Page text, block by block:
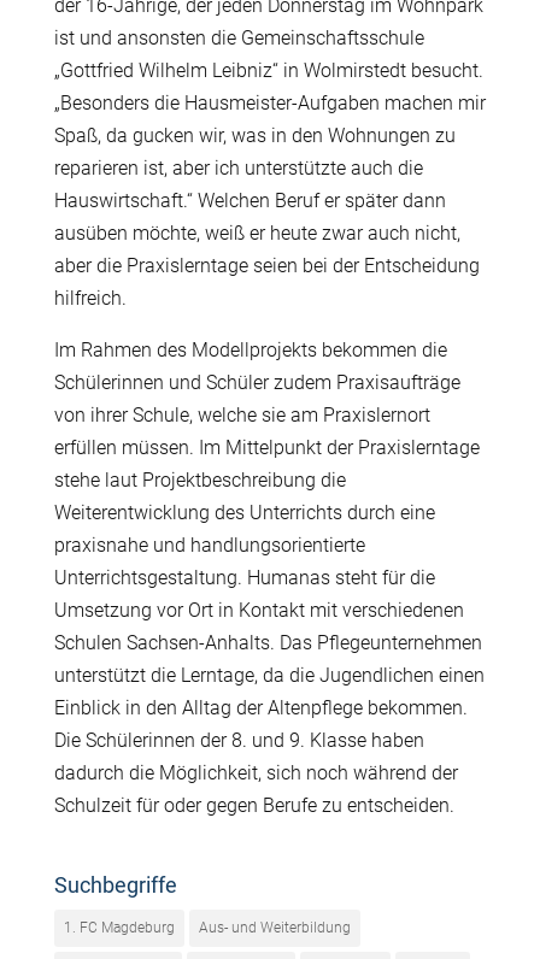
der 16-Jährige, der jeden Donnerstag im Wohnpark
ist und ansonsten die Gemeinschaftsschule
„Gottfried Wilhelm Leibniz“ in Wolmirstedt besucht.
„Besonders die Hausmeister-Aufgaben machen mir
Spaß, da gucken wir, was in den Wohnungen zu
reparieren ist, aber ich unterstützte auch die
Hauswirtschaft.“ Welchen Beruf er später dann
ausüben möchte, weiß er heute zwar auch nicht,
aber die Praxislerntage seien bei der Entscheidung
hilfreich.
Im Rahmen des Modellprojekts bekommen die
Schülerinnen und Schüler zudem Praxisaufträge
von ihrer Schule, welche sie am Praxislernort
erfüllen müssen. Im Mittelpunkt der Praxislerntage
stehe laut Projektbeschreibung die
Weiterentwicklung des Unterrichts durch eine
praxisnahe und handlungsorientierte
Unterrichtsgestaltung. Humanas steht für die
Umsetzung vor Ort in Kontakt mit verschiedenen
Schulen Sachsen-Anhalts. Das Pflegeunternehmen
unterstützt die Lerntage, da die Jugendlichen einen
Einblick in den Alltag der Altenpflege bekommen.
Die Schülerinnen der 8. und 9. Klasse haben
dadurch die Möglichkeit, sich noch während der
Schulzeit für oder gegen Berufe zu entscheiden.
Suchbegriffe
1. FC Magdeburg Aus- und Weiterbildung